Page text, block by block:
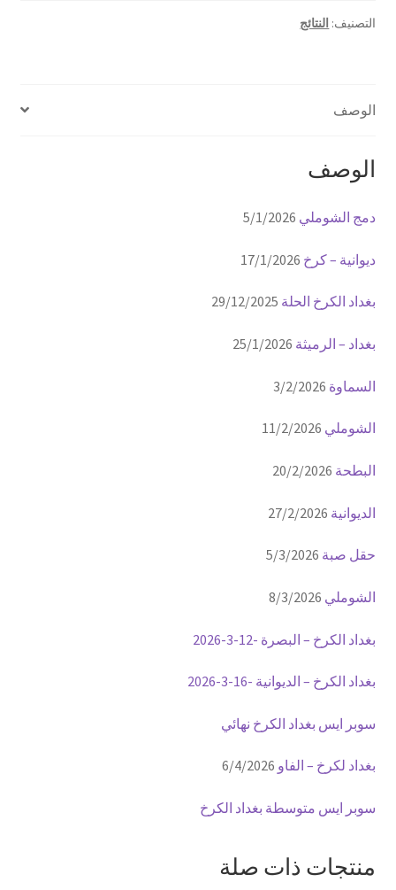
التصنيف: النتائج
الوصف
الوصف
دمج الشوملي
ديوانية – كرخ
بغداد الكرخ الحلة
بغداد – الرميثة
السماوة
الشوملي
البطحة
الديوانية
حقل صبة
الشوملي
بغداد الكرخ – البصرة -12-3-2026
بغداد الكرخ – الديوانية -16-3-2026
سوبر ايس بغداد الكرخ نهائي
بغداد لكرخ – الفاو
سوبر ايس متوسطة بغداد الكرخ
منتجات ذات صلة